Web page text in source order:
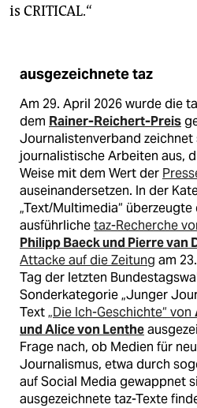
is CRITICAL.“
ausgezeichnete taz
Am 29. April 2026 wurde die
dem Rainer-Reichert-Preis
Journalistenverband zeichnet
journalistische Arbeiten aus,
Weise mit dem Wert der
auseinandersetzen. In der
„Text/Multimedia“
ausführlichetaz-Recherche
Philipp Baeck und Pierre van
Attacke auf die Zeitung am
Tag der letzten
Sonderkategorie „Junger
Text„Die Ich-Geschichte“ von
und Alice von Lenthe
Frage nach, ob Medien für
Journalismus, etwa durch
auf Social Media gewappnet
ausgezeichnete taz-Texte